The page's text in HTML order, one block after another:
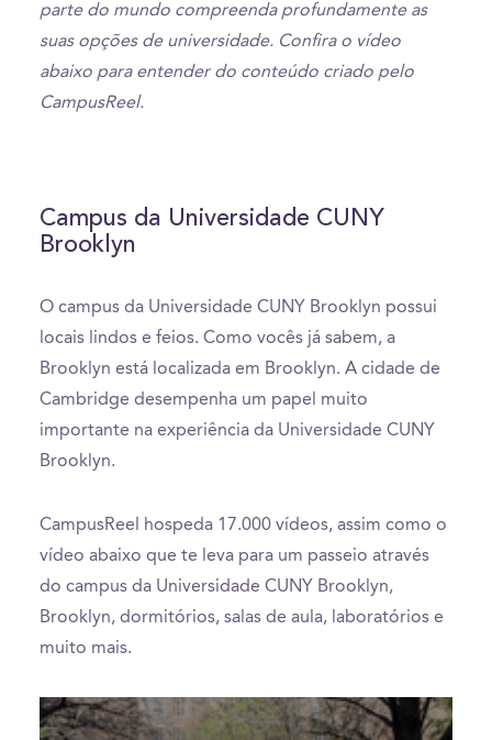
parte do mundo compreenda profundamente as
suas opções de universidade. Confira o vídeo
abaixo para entender do conteúdo criado pelo
CampusReel.
Campus da Universidade CUNY
Brooklyn
O campus da Universidade CUNY Brooklyn possui
locais lindos e feios. Como vocês já sabem, a
Brooklyn está localizada em Brooklyn. A cidade de
Cambridge desempenha um papel muito
importante na experiência da Universidade CUNY
Brooklyn.
CampusReel hospeda 17.000 vídeos, assim como o
vídeo abaixo que te leva para um passeio através
do campus da Universidade CUNY Brooklyn,
Brooklyn, dormitórios, salas de aula, laboratórios e
muito mais.